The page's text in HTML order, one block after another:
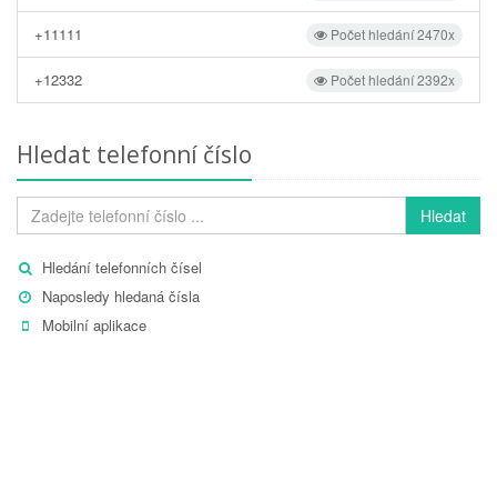
Počet hledání 2470x
+11111
Počet hledání 2392x
+12332
Hledat telefonní číslo
Hledat
Hledání telefonních čísel
Naposledy hledaná čísla
Mobilní aplikace